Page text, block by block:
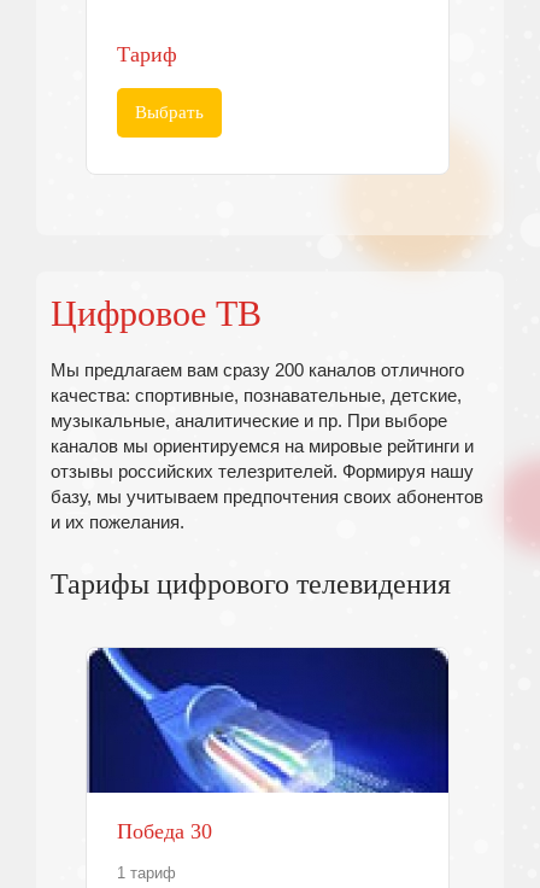
Тариф
Выбрать
Цифровое ТВ
Мы предлагаем вам сразу 200 каналов отличного
качества: спортивные, познавательные, детские,
музыкальные, аналитические и пр. При выборе
каналов мы ориентируемся на мировые рейтинги и
отзывы российских телезрителей. Формируя нашу
базу, мы учитываем предпочтения своих абонентов
и их пожелания.
Тарифы цифрового телевидения
Победа 30
1 тариф